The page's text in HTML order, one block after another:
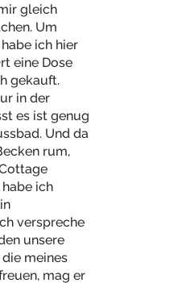
gleich
Um
ich hier
eine Dose
gekauft.
in der
es ist genug
Und da
rum,
ich
verspreche
unsere
meines
mag er